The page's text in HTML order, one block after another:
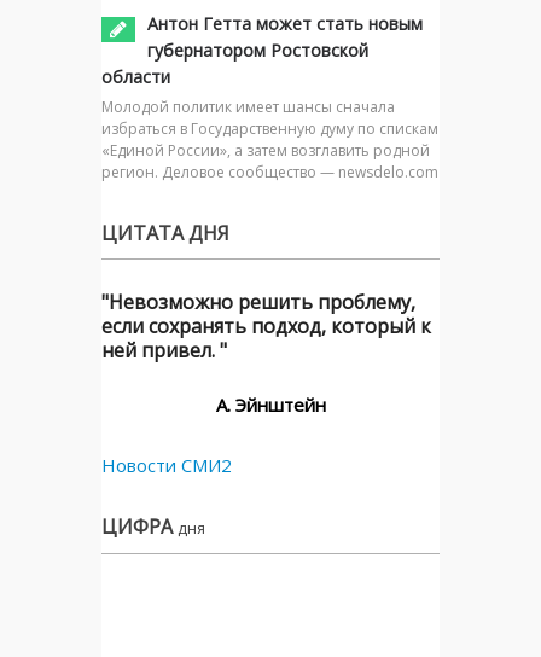
Антон Гетта может стать новым
губернатором Ростовской
области
Молодой политик имеет шансы сначала
избраться в Государственную думу по спискам
«Единой России», а затем возглавить родной
регион. Деловое сообщество — newsdelo.com
ЦИТАТА ДНЯ
"Невозможно решить проблему,
если сохранять подход, который к
ней привел. "
А. Эйнштейн
Новости СМИ2
ЦИФРА дня